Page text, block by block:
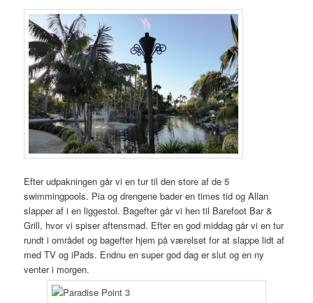
Efter udpakningen går vi en tur til den store af de 5
swimmingpools. Pia og drengene bader en times tid og Allan
slapper af i en liggestol. Bagefter går vi hen til Barefoot Bar &
Grill, hvor vi spiser aftensmad. Efter en god middag går vi en tur
rundt i området og bagefter hjem på værelset for at slappe lidt af
med TV og iPads. Endnu en super god dag er slut og en ny
venter i morgen.